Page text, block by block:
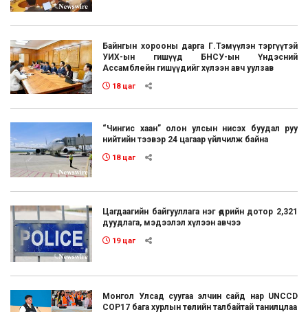
Байнгын хорооны дарга Г.Тэмүүлэн тэргүүтэй
УИХ-ын гишүүд БНСУ-ын Үндэсний
Ассамблейн гишүүдийг хүлээн авч уулзав
18 цаг
“Чингис хаан” олон улсын нисэх буудал руу
нийтийн тээвэр 24 цагаар үйлчилж байна
18 цаг
Цагдаагийн байгууллага нэг өдрийн дотор 2,321
дуудлага, мэдээлэл хүлээн авчээ
19 цаг
Монгол Улсад суугаа элчин сайд нар UNCCD
COP17 бага хурлын төслийн талбайтай танилцлаа